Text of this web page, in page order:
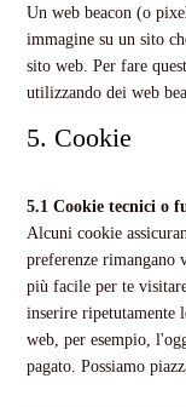
Un web beacon (o
immagine su un sito
sito web. Per fare
utilizzando dei web
5. Cookie
5.1 Cookie tecnici o
Alcuni cookie
preferenze rimangano
più facile per te
inserire ripetutamente
web, per esempio,
pagato. Possiamo